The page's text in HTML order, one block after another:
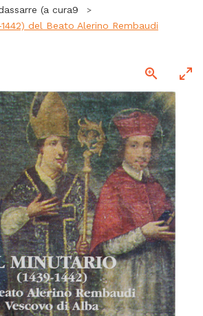
(a cura9
1442) del Beato Alerino Rembaudi